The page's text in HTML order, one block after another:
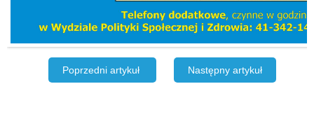
Poprzedni artykuł Następny artykuł